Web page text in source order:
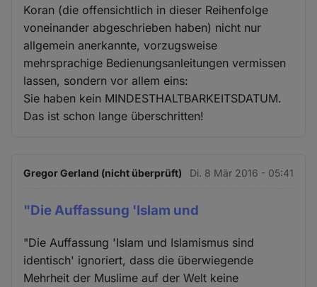
Koran (die offensichtlich in dieser Reihenfolge
voneinander abgeschrieben haben) nicht nur
allgemein anerkannte, vorzugsweise
mehrsprachige Bedienungsanleitungen vermissen
lassen, sondern vor allem eins:
Sie haben kein MINDESTHALTBARKEITSDATUM.
Das ist schon lange überschritten!
Gregor Gerland (nicht überprüft) Di. 8 Mär 2016 - 05:41
"Die Auffassung 'Islam und
"Die Auffassung 'Islam und Islamismus sind
identisch' ignoriert, dass die überwiegende
Mehrheit der Muslime auf der Welt keine